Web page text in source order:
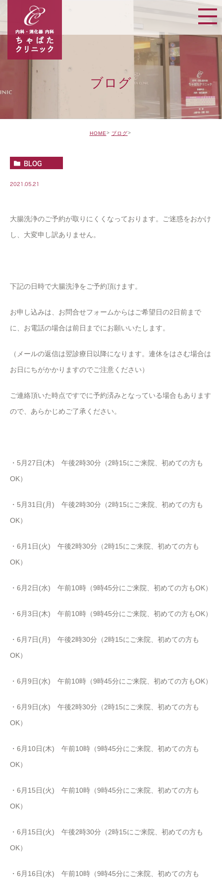
ブログ
HOME ブログ
BLOG
2021.05.21
大腸洗浄のご予約が取りにくくなっております。ご迷惑をおかけ
し、大変申し訳ありません。
下記の日時で大腸洗浄をご予約頂けます。
お申し込みは、お問合せフォームからはご希望日の2日前まで
に、お電話の場合は前日までにお願いいたします。
（メールの返信は翌診療日以降になります。連休をはさむ場合は
お日にちがかかりますのでご注意ください）
ご連絡頂いた時点ですでに予約済みとなっている場合もあります
ので、あらかじめご了承ください。
・ 5 月 27日(木) 午後2時30分（2時15にご来院、初めての方も
OK）
・ 5 月31 日(月) 午後2時30分（2時15にご来院、初めての方も
OK）
・6月1日(火) 午後2時30分（2時15にご来院、初めての方も
OK）
・6月2日(水) 午前10時（9時45分にご来院、初めての方もOK）
・6月3日(木) 午前10時（9時45分にご来院、初めての方もOK）
・6月7日(月) 午後2時30分（2時15にご来院、初めての方も
OK）
・6月9日(水) 午前10時（9時45分にご来院、初めての方もOK）
・6月9日(水) 午後2時30分（2時15にご来院、初めての方も
OK）
・6月10日(木) 午前10時（9時45分にご来院、初めての方も
OK）
・6月15日(火) 午前10時（9時45分にご来院、初めての方も
OK）
・6月15日(火) 午後2時30分（2時15にご来院、初めての方も
OK）
・6月16日(水) 午前10時（9時45分にご来院、初めての方も